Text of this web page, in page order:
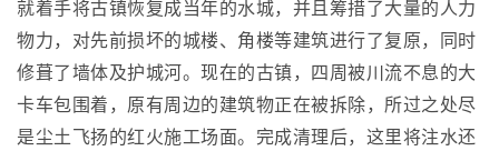
就着手将古镇恢复成当年的水城，并且筹措了大量的人力
物力，对先前损坏的城楼、角楼等建筑进行了复原，同时
修葺了墙体及护城河。现在的古镇，四周被川流不息的大
卡车包围着，原有周边的建筑物正在被拆除，所过之处尽
是尘土飞扬的红火施工场面。完成清理后，这里将注水还